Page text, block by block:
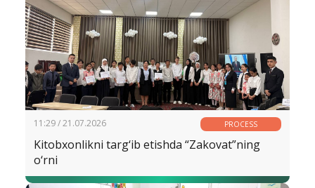
11:29 / 21.07.2026 PROCESS
Kitobxonlikni targ‘ib etishda “Zakovat”ning
o‘rni